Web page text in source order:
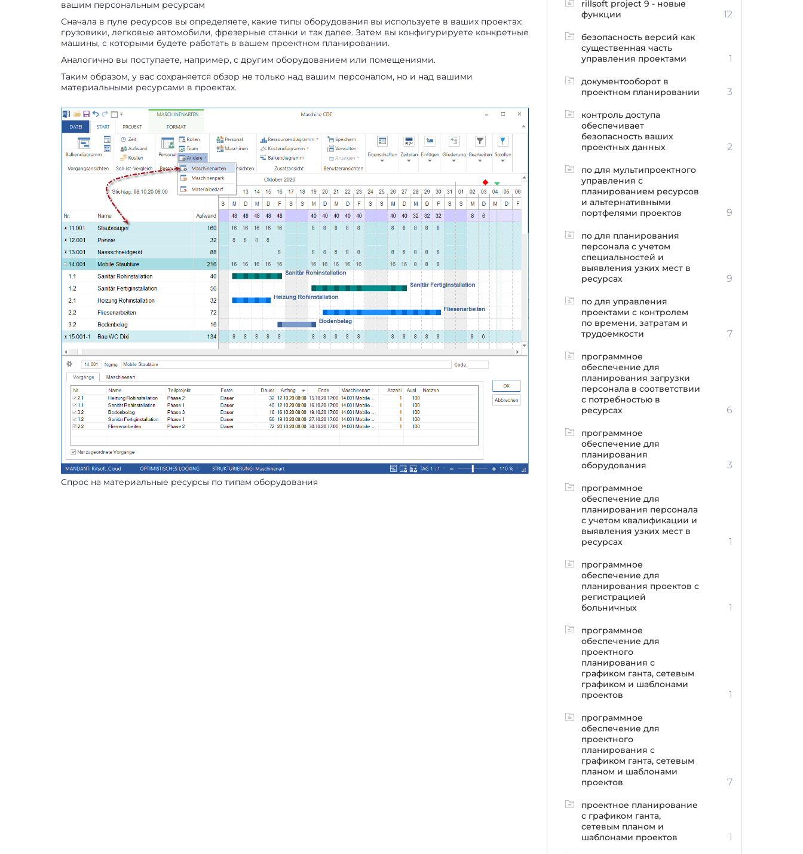
вашим персональным ресурсам
Сначала в пуле ресурсов вы определяете, какие типы оборудования вы используете в ваших проектах:
грузовики, легковые автомобили, фрезерные станки и так далее. Затем вы конфигурируете конкретные
машины, с которыми будете работать в вашем проектном планировании.
Аналогично вы поступаете, например, с другим оборудованием или помещениями.
Таким образом, у вас сохраняется обзор не только над вашим персоналом, но и над вашими
материальными ресурсами в проектах.
Спрос на материальные ресурсы по типам оборудования
rillsoft project 9 - новые
функции
12
безопасность версий как
существенная часть
управления проектами
1
документооборот в
проектном планировании
3
контроль доступа
обеспечивает
безопасность ваших
проектных данных
2
по для мультипроектного
управления с
планированием ресурсов
и альтернативными
портфелями проектов
9
по для планирования
персонала с учетом
специальностей и
выявления узких мест в
ресурсах
9
по для управления
проектами с контролем
по времени, затратам и
трудоемкости
7
программное
обеспечение для
планирования загрузки
персонала в соответствии
с потребностью в
ресурсах
6
программное
обеспечение для
планирования
оборудования
3
программное
обеспечение для
планирования персонала
с учетом квалификации и
выявления узких мест в
ресурсах
1
программное
обеспечение для
планирования проектов с
регистрацией
больничных
1
программное
обеспечение для
проектного
планирования с
графиком ганта, сетевым
графиком и шаблонами
проектов
1
программное
обеспечение для
проектного
планирования с
графиком ганта, сетевым
планом и шаблонами
проектов
7
проектное планирование
с графиком ганта,
сетевым планом и
шаблонами проектов
1